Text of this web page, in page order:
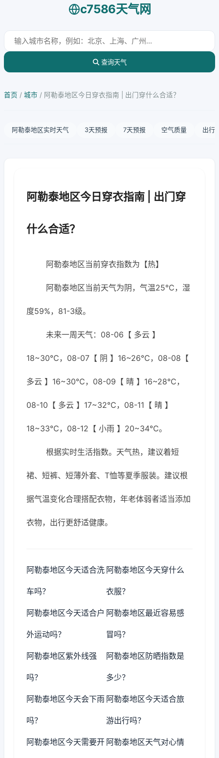
c7586天气网
查询天气
首页 / 城市 / 阿勒泰地区今日穿衣指南 | 出门穿什么合适？
阿勒泰地区实时天气 3天预报 7天预报 空气质量 出行
阿勒泰地区今日穿衣指南 | 出门穿
什么合适？
阿勒泰地区当前穿衣指数为【热】
阿勒泰地区当前天气为阴，气温25℃，湿
度59%，81-3级。
未来一周天气：08-06【 多云 】
18~30℃，08-07【 阴 】16~26℃，08-08【
多云 】16~30℃，08-09【 晴 】16~28℃，
08-10【 多云 】17~32℃，08-11【 晴 】
18~33℃，08-12【 小雨 】20~34℃。
根据实时生活指数。天气热，建议着短
裙、短裤、短薄外套、T恤等夏季服装。建议根
据气温变化合理搭配衣物，年老体弱者适当添加
衣物，出行更舒适健康。
阿勒泰地区今天适合洗
车吗？
阿勒泰地区今天穿什么
衣服？
阿勒泰地区今天适合户
外运动吗？
阿勒泰地区最近容易感
冒吗？
阿勒泰地区紫外线强
吗？
阿勒泰地区防晒指数是
多少？
阿勒泰地区今天会下雨
吗？
阿勒泰地区今天适合旅
游出行吗？
阿勒泰地区今天需要开 阿勒泰地区天气对心情